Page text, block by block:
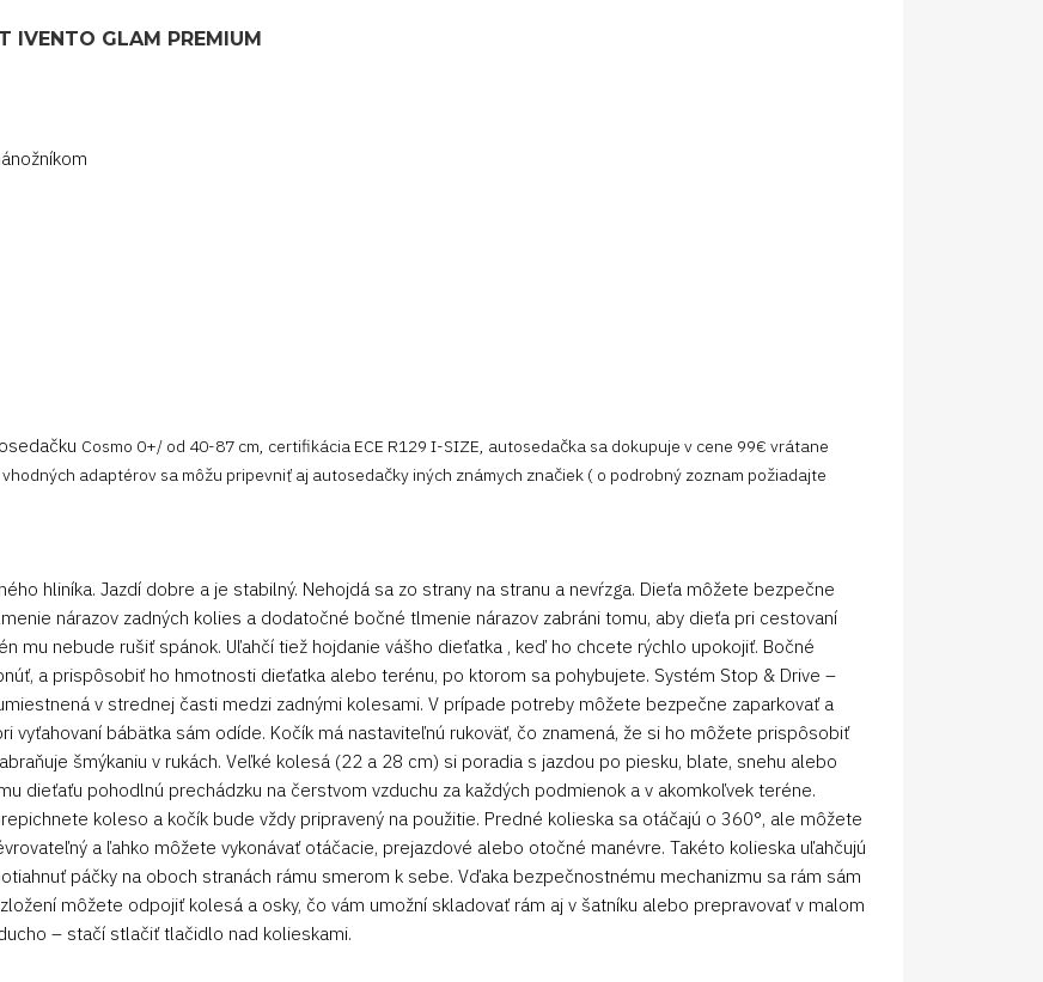
IVENTO GLAM PREMIUM
Cosmo 0+/ od 40-87 cm, certifikácia ECE R129 I-SIZE, autosedačka sa dokupuje v cene 99€ vrátane
adaptérov sa môžu pripevniť aj autosedačky iných známych značiek ( o podrobný zoznam požiadajte
hliníka. Jazdí dobre a je stabilný. Nehojdá sa zo strany na stranu a nevŕzga. Dieťa môžete bezpečne
nárazov zadných kolies a dodatočné bočné tlmenie nárazov zabráni tomu, aby dieťa pri cestovaní
mu nebude rušiť spánok. Uľahčí tiež hojdanie vášho dieťatka , keď ho chcete rýchlo upokojiť. Bočné
a prispôsobiť ho hmotnosti dieťatka alebo terénu, po ktorom sa pohybujete. Systém Stop & Drive –
v strednej časti medzi zadnými kolesami. V prípade potreby môžete bezpečne zaparkovať a
vyťahovaní bábätka sám odíde. Kočík má nastaviteľnú rukoväť, čo znamená, že si ho môžete prispôsobiť
šmýkaniu v rukách. Veľké kolesá (22 a 28 cm) si poradia s jazdou po piesku, blate, snehu alebo
dieťaťu pohodlnú prechádzku na čerstvom vzduchu za každých podmienok a v akomkoľvek teréne.
koleso a kočík bude vždy pripravený na použitie. Predné kolieska sa otáčajú o 360°, ale môžete
a ľahko môžete vykonávať otáčacie, prejazdové alebo otočné manévre. Takéto kolieska uľahčujú
páčky na oboch stranách rámu smerom k sebe. Vďaka bezpečnostnému mechanizmu sa rám sám
môžete odpojiť kolesá a osky, čo vám umožní skladovať rám aj v šatníku alebo prepravovať v malom
– stačí stlačiť tlačidlo nad kolieskami.